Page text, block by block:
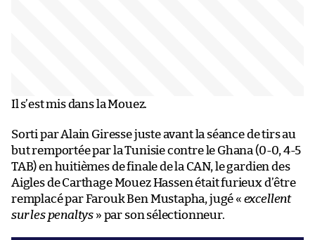
Il s’est mis dans la Mouez.
Sorti par Alain Giresse juste avant la séance de tirs au
but remportée par la Tunisie contre le Ghana (0-0, 4-5
TAB) en huitièmes de finale de la CAN, le gardien des
Aigles de Carthage Mouez Hassen était furieux d’être
remplacé par Farouk Ben Mustapha, jugé « excellent
sur les penaltys » par son sélectionneur.